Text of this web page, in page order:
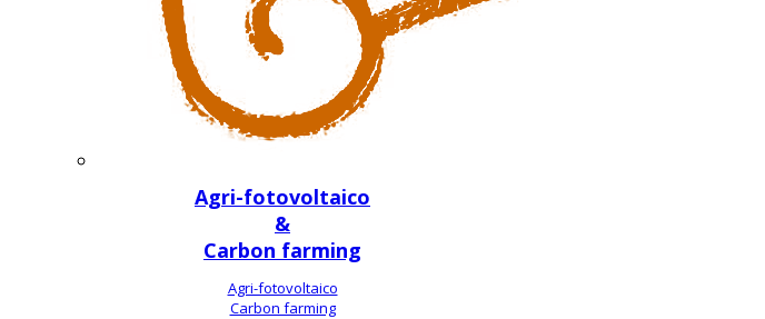
Agri-fotovoltaico
&
Carbon farming
Agri-fotovoltaico
Carbon farming